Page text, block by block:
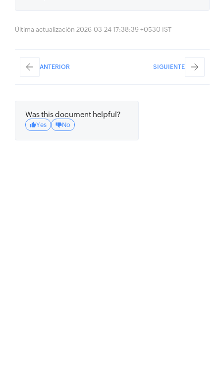
Última actualización 2026-03-24 17:38:39 +0530 IST
ANTERIOR SIGUIENTE
Was this document helpful?
Yes No